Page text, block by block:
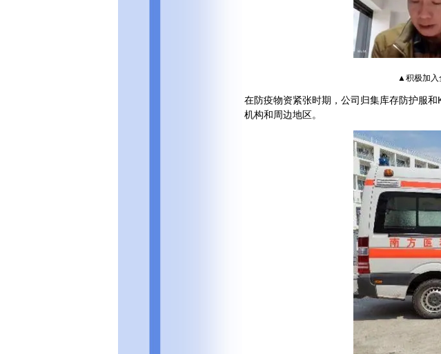
▲积极加入
在防疫物资紧张时期，公司归集库存防护服
机构和周边地区。